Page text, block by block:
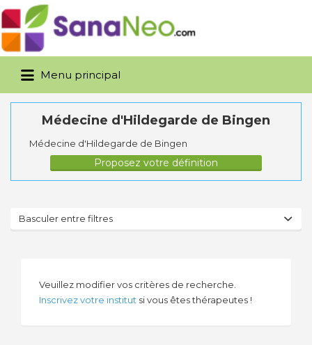
Rechercher:
Menu principal
Médecine d'Hildegarde de Bingen
Médecine d'Hildegarde de Bingen
Proposez votre définition
Basculer entre filtres
Veuillez modifier vos critères de recherche.
Inscrivez votre institut si vous êtes thérapeutes !